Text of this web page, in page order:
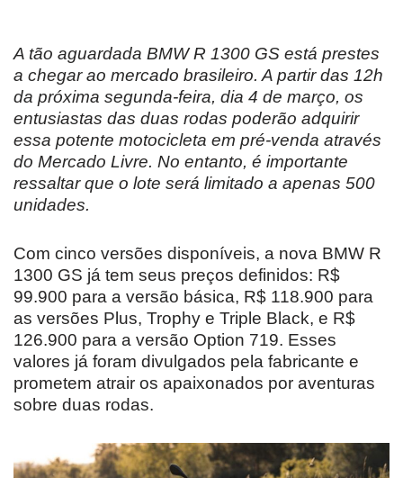
A tão aguardada BMW R 1300 GS está prestes
a chegar ao mercado brasileiro. A partir das 12h
da próxima segunda-feira, dia 4 de março, os
entusiastas das duas rodas poderão adquirir
essa potente motocicleta em pré-venda através
do Mercado Livre. No entanto, é importante
ressaltar que o lote será limitado a apenas 500
unidades.
Com cinco versões disponíveis, a nova BMW R
1300 GS já tem seus preços definidos: R$
99.900 para a versão básica, R$ 118.900 para
as versões Plus, Trophy e Triple Black, e R$
126.900 para a versão Option 719. Esses
valores já foram divulgados pela fabricante e
prometem atrair os apaixonados por aventuras
sobre duas rodas.